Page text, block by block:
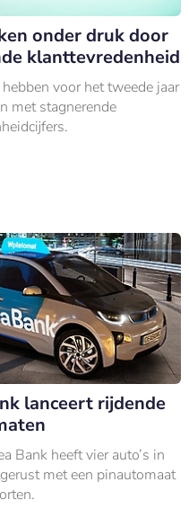
onder druk door
klanttevredenheid
voor het tweede jaar
met stagnerende
lanceert rijdende
Bank heeft vier auto’s in
met een pinautomaat